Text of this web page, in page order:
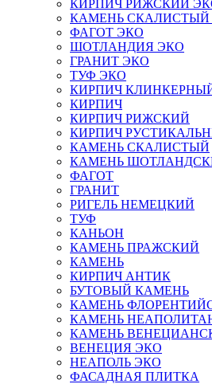
КИРПИЧ РИЖСКИЙ
КАМЕНЬ СКАЛИСТЫЙ
ФАГОТ ЭКО
ШОТЛАНДИЯ ЭКО
ГРАНИТ ЭКО
ТУФ ЭКО
КИРПИЧ
КИРПИЧ
КИРПИЧ РИЖСКИЙ
КИРПИЧ
КАМЕНЬ СКАЛИСТЫЙ
КАМЕНЬ
ФАГОТ
ГРАНИТ
РИГЕЛЬ НЕМЕЦКИЙ
ТУФ
КАНЬОН
КАМЕНЬ ПРАЖСКИЙ
КАМЕНЬ
КИРПИЧ АНТИК
БУТОВЫЙ КАМЕНЬ
КАМЕНЬ
КАМЕНЬ
КАМЕНЬ
ВЕНЕЦИЯ ЭКО
НЕАПОЛЬ ЭКО
ФАСАДНАЯ ПЛИТКА